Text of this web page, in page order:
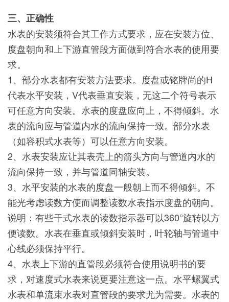
三、正确性
水表的安装须符合其工作方式要求，应在安装方位、
度盘朝向和上下游直管段方面做到符合水表的使用要
求。
1、部分水表都有安装方法要求。度盘或铭牌尚的H
代表水平安装，V代表垂直安装，无这二个符号表示
可任意方向安装。水表的度盘应向上，不得倾斜。水
表的流向应与管道内水的流向保持一致。部分水表
（如容积式水表等）可以任意方向安装。
2、水表安装应让其表壳上的箭头方向与管道内水的
流向保持一致，并与管道同轴安装。
3、水平安装的水表的度盘一般朝上而不得倾斜。不
能光考虑读数方便而调整读数水表指示度盘的朝向。
说明：有些干式水表的读数指示器可以360°旋转以方
便读数。水表在垂直或倾斜安装时，叶轮轴与管道中
心线必须保持平行。
4、水表上下游的直管段必须符合使用说明书的要
求，对速度式水表来说更要注意这一点。水平螺翼式
水表和单流束水表对直管段的要求尤为需要。水表的